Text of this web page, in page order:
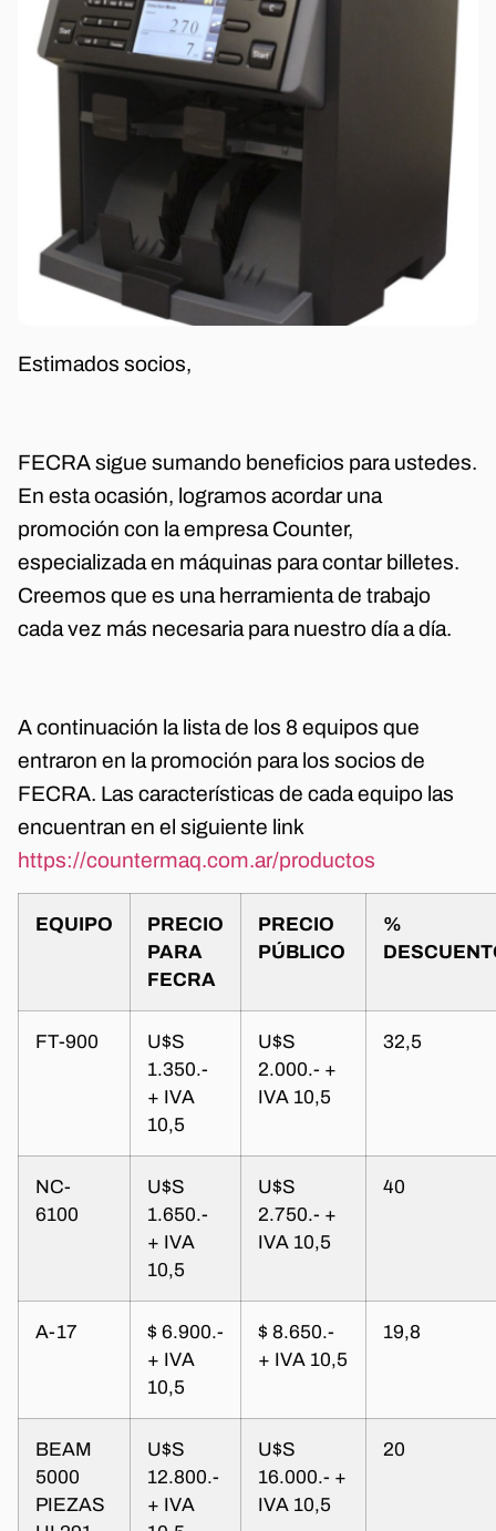
Estimados socios,
FECRA sigue sumando beneficios para ustedes.
En esta ocasión, logramos acordar una
promoción con la empresa Counter,
especializada en máquinas para contar billetes.
Creemos que es una herramienta de trabajo
cada vez más necesaria para nuestro día a día.
A continuación la lista de los 8 equipos que
entraron en la promoción para los socios de
FECRA. Las características de cada equipo las
encuentran en el siguiente link
https://countermaq.com.ar/productos
EQUIPO
PRECIO
PARA
FECRA
PRECIO
PÚBLICO
%
FT-900
U$S
1.350.-
+ IVA
10,5
U$S
2.000.- +
IVA 10,5
32,5
NC-
6100
U$S
1.650.-
+ IVA
10,5
U$S
2.750.- +
IVA 10,5
40
A-17
$ 6.900.-
+ IVA
10,5
$ 8.650.-
+ IVA 10,5
19,8
BEAM
5000
PIEZAS
U$S
12.800.-
+ IVA
U$S
16.000.- +
IVA 10,5
20